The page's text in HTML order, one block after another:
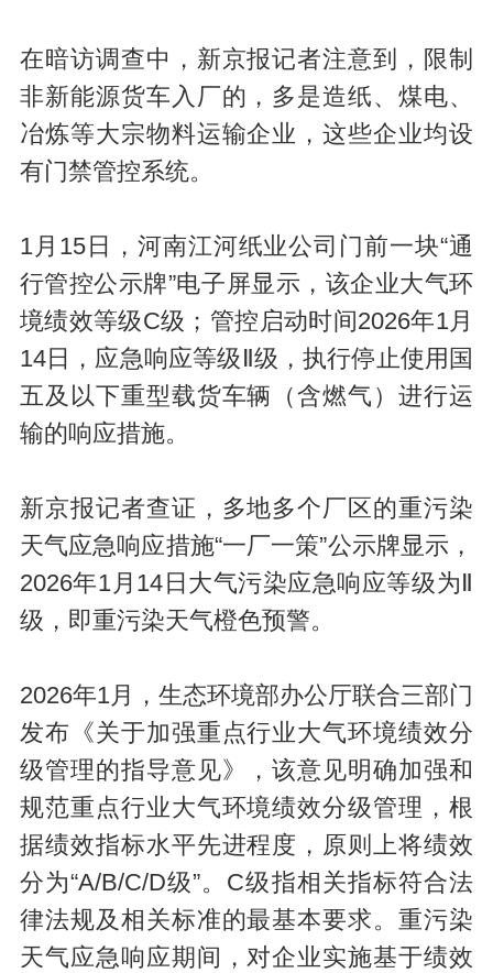
在暗访调查中，新京报记者注意到，限制
非新能源货车入厂的，多是造纸、煤电、
冶炼等大宗物料运输企业，这些企业均设
有门禁管控系统。
1月15日，河南江河纸业公司门前一块“通
行管控公示牌”电子屏显示，该企业大气环
境绩效等级C级；管控启动时间2026年1月
14日，应急响应等级Ⅱ级，执行停止使用国
五及以下重型载货车辆（含燃气）进行运
输的响应措施。
新京报记者查证，多地多个厂区的重污染
天气应急响应措施“一厂一策”公示牌显示，
2026年1月14日大气污染应急响应等级为Ⅱ
级，即重污染天气橙色预警。
2026年1月，生态环境部办公厅联合三部门
发布《关于加强重点行业大气环境绩效分
级管理的指导意见》，该意见明确加强和
规范重点行业大气环境绩效分级管理，根
据绩效指标水平先进程度，原则上将绩效
分为“A/B/C/D级”。C级指相关指标符合法
律法规及相关标准的最基本要求。重污染
天气应急响应期间，对企业实施基于绩效